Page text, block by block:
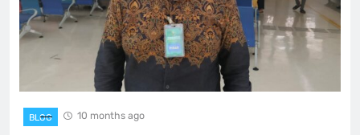
BLOG 10 months ago